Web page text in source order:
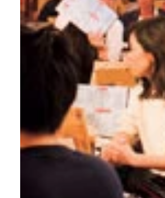
新次元の体験をさせてくれるラ